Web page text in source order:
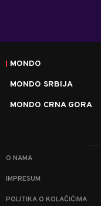
MONDO
MONDO SRBIJA
MONDO CRNA GORA
O NAMA
IMPRESUM
POLITIKA O KOLAČIĆIMA